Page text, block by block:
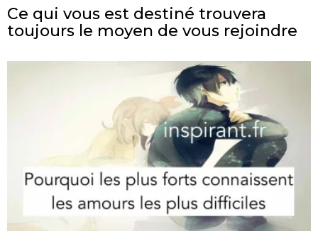
Ce qui vous est destiné trouvera
toujours le moyen de vous rejoindre